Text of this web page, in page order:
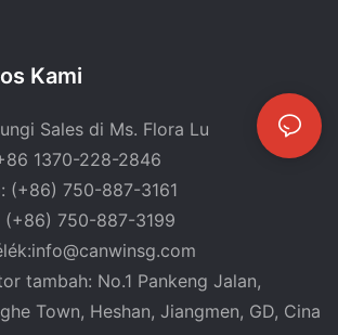
Kami
Sales di Ms. Flora Lu
1370-228-2846
(+86) 750-887-3161
(+86) 750-887-3199
info@canwinsg.com
tambah: No.1 Pankeng Jalan,
Town, Heshan, Jiangmen, GD, Cina